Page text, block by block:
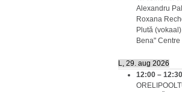
Alexandru
Roxana
Plută
Bena"
L, 29. aug 2026
12:00 – 12:30